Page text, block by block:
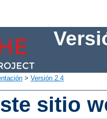
> Versión 2.4
sitio